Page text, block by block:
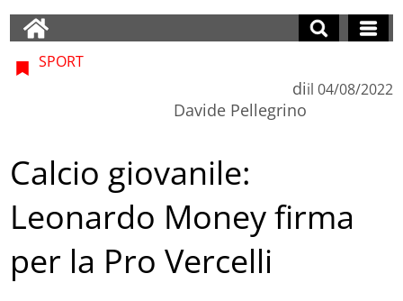
SPORT
di
Davide Pellegrino
il 04/08/2022
Calcio giovanile:
Leonardo Money firma
per la Pro Vercelli